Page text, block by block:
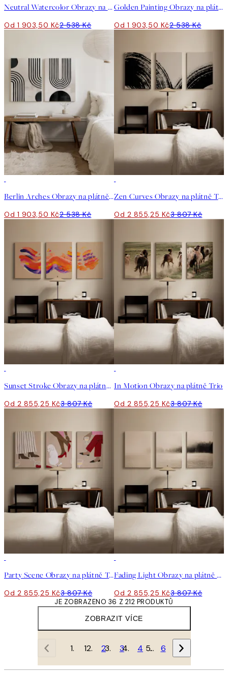
Neutral Watercolor Obrazy na plátně Duo
Od 1 903,50 Kč2 538 Kč
Golden Painting Obrazy na plátně Duo
Od 1 903,50 Kč2 538 Kč
Berlin Arches Obrazy na plátně Duo
Od 1 903,50 Kč2 538 Kč
Zen Curves Obrazy na plátně Trio
Od 2 855,25 Kč3 807 Kč
Sunset Stroke Obrazy na plátně Trio
Od 2 855,25 Kč3 807 Kč
In Motion Obrazy na plátně Trio
Od 2 855,25 Kč3 807 Kč
Party Scene Obrazy na plátně Trio
Od 2 855,25 Kč3 807 Kč
Fading Light Obrazy na plátně Trio
Od 2 855,25 Kč3 807 Kč
ZOBRAZIT VÍCE
JE ZOBRAZENO 36 Z 212 PRODUKTŮ
1 2 3 4 … 6